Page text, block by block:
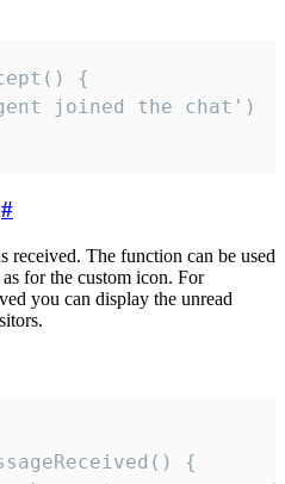
{
#
received. The function can be used
for the custom icon. For
you can display the unread
{